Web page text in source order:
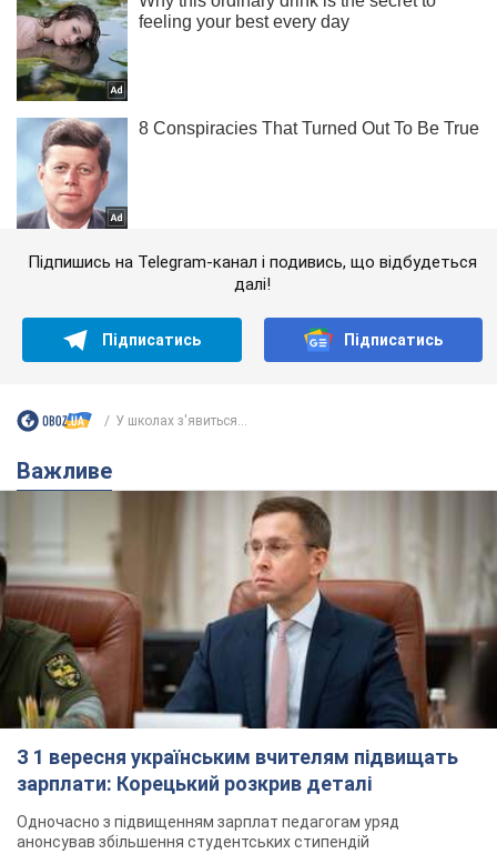
Підпишись на Telegram-канал і подивись, що відбудеться
далі!
Підписатись Підписатись
У школах з'явиться...
Важливе
З 1 вересня українським вчителям підвищать
зарплати: Корецький розкрив деталі
Одночасно з підвищенням зарплат педагогам уряд
анонсував збільшення студентських стипендій